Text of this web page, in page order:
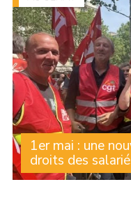
1er mai : une
droits des
Au printemps